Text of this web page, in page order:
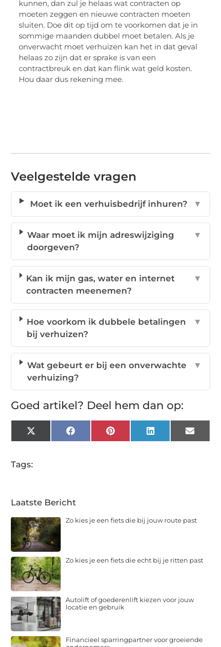
kunnen, dan zul je helaas wat contracten op
moeten zeggen en nieuwe contracten moeten
sluiten. Doe dit op tijd om te voorkomen dat je in
sommige maanden dubbel moet betalen. Als je
onverwacht moet verhuizen kan het in dat geval
helaas zo zijn dat er sprake is van een
contractbreuk en dat kan flink wat geld kosten.
Hou daar dus rekening mee.
Veelgestelde vragen
Moet ik een verhuisbedrijf inhuren? ▼
Waar moet ik mijn adreswijziging
doorgeven?
▼
Kan ik mijn gas, water en internet
contracten meenemen?
▼
Hoe voorkom ik dubbele betalingen
bij verhuizen?
▼
Wat gebeurt er bij een onverwachte
verhuizing?
▼
Goed artikel? Deel hem dan op:
X
(Twitter)
FacebookPinterestLinkedInEmail
Tags:
Laatste Bericht
Zo kies je een fiets die bij jouw route past
Zo kies je een fiets die echt bij je ritten past
Autolift of goederenlift kiezen voor jouw
locatie en gebruik
Financieel sparringpartner voor groeiende